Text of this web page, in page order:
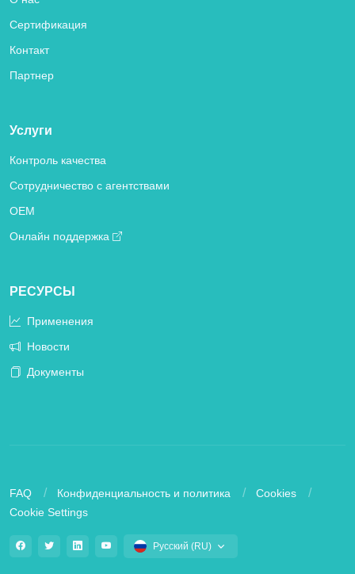
Сертификация
Контакт
Партнер
Услуги
Контроль качества
Сотрудничество с агентствами
OEM
Онлайн поддержка
РЕСУРСЫ
Применения
Новости
Документы
FAQ Конфиденциальность и политика
Cookies
Cookie Settings
Русский (RU)